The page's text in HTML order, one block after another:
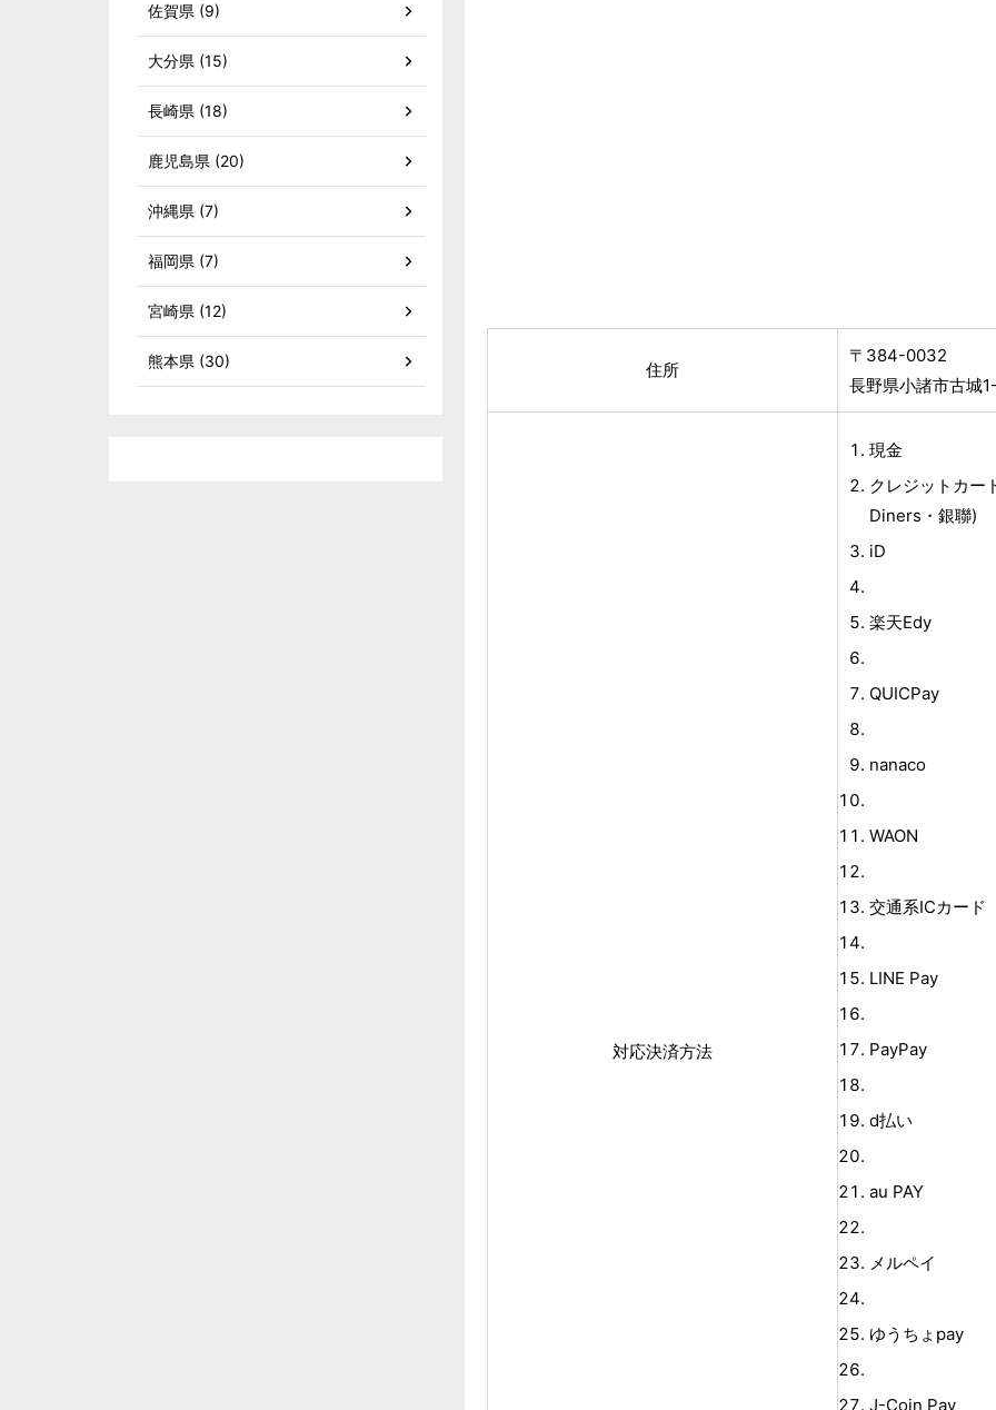
住所
〒384-0032
長野県小諸市古城
対応決済方法
現金
クレジットカー
Diners・銀聯)
iD
楽天Edy
QUICPay
nanaco
WAON
交通系ICカード
LINE Pay
PayPay
d払い
au PAY
メルペイ
ゆうちょpay
J-Coin Pay
佐賀県 (9)
大分県 (15)
長崎県 (18)
鹿児島県 (20)
沖縄県 (7)
福岡県 (7)
宮崎県 (12)
熊本県 (30)